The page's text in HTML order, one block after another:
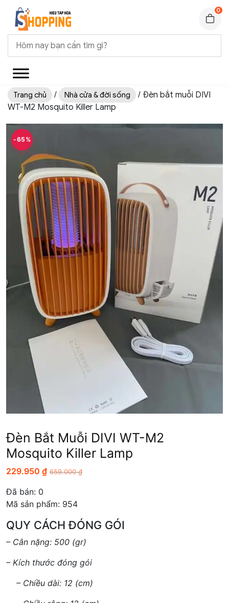
0
Trang chủ / Nhà cửa & đời sống
/ Đèn bắt muỗi DIVI
WT-M2 Mosquito Killer Lamp
-65%
Đèn Bắt Muỗi DIVI WT-M2
Mosquito Killer Lamp
229.950 ₫ 659.000₫
Đã bán: 0
Mã sản phẩm: 954
QUY CÁCH ĐÓNG GÓI
– Cân nặng: 500 (gr)
– Kích thước đóng gói
– Chiều dài: 12 (cm)